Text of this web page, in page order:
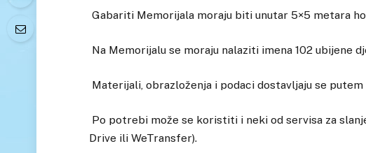
Gabariti Memorijala moraju biti unutar 5×5 metara
Na Memorijalu se moraju nalaziti imena 102 ubijene
Materijali, obrazloženja i podaci dostavljaju se
Po potrebi može se koristiti i neki od servisa za
Drive ili WeTransfer).